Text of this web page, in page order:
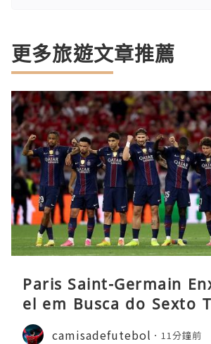
更多旅遊文章推薦
Paris Saint-Germain
el em Busca do Sexto
ecutivo da Liga
camisadefutebol 11分鐘前